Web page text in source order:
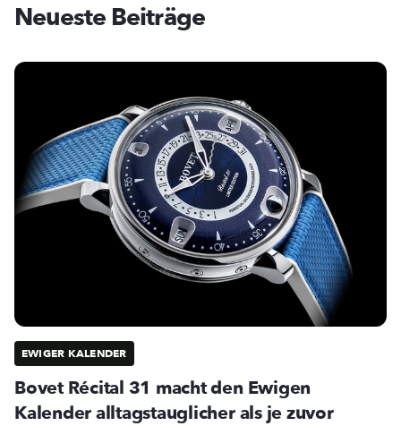
Neueste Beiträge
EWIGER KALENDER
Bovet Récital 31 macht den Ewigen
Kalender alltagstauglicher als je zuvor